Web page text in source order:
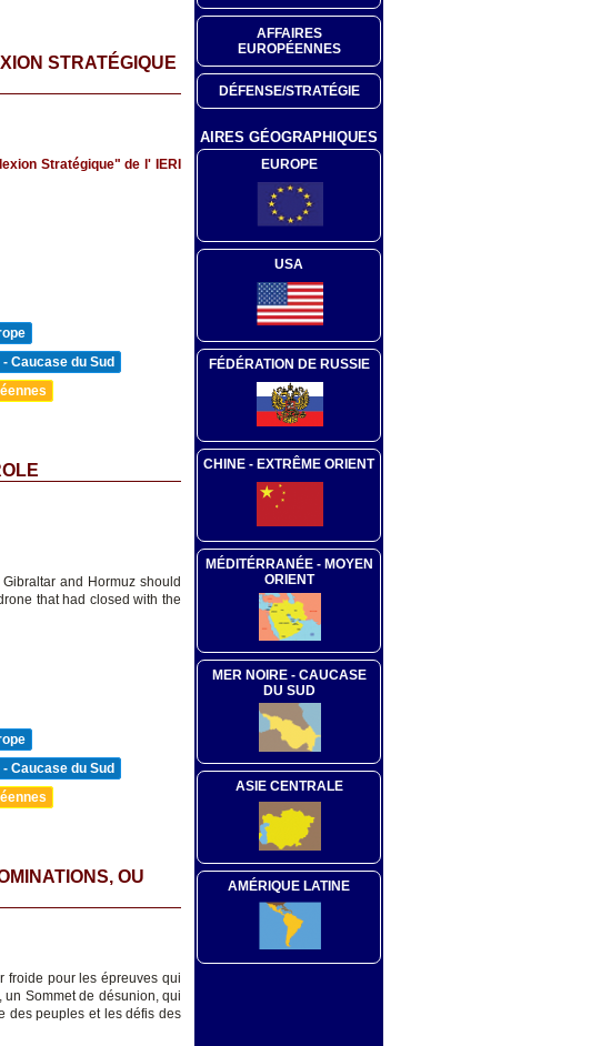
STRATÉGIQUE
Stratégique" de l' IERI
Caucase du Sud
and Hormuz should
that had closed with the
Caucase du Sud
OU
froide pour les épreuves qui
un Sommet de désunion, qui
des peuples et les défis des
AFFAIRES
EUROPÉENNES
DÉFENSE/STRATÉGIE
AIRES GÉOGRAPHIQUES
EUROPE
USA
FÉDÉRATION DE RUSSIE
CHINE - EXTRÊME ORIENT
MÉDITÉRRANÉE - MOYEN
ORIENT
MER NOIRE - CAUCASE
DU SUD
ASIE CENTRALE
AMÉRIQUE LATINE